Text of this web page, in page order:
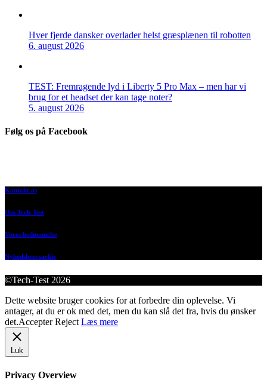
Hver fjerde dansker overlader helst græsplænen til robotten
6. august 2026
TEST: Fremragende lyd i Liberty 5 Pro Max – men har vi
brug for et headset der kan tage noter?
5. august 2026
Følg os på Facebook
Kontakt os
Om Tech-Test
Vores bedømmelse
Nyhedsbrevsarkiv
©Tech-Test 2026
Dette website bruger cookies for at forbedre din oplevelse. Vi
antager, at du er ok med det, men du kan slå det fra, hvis du ønsker
det.Accepter Reject Læs mere
Luk
Privacy Overview